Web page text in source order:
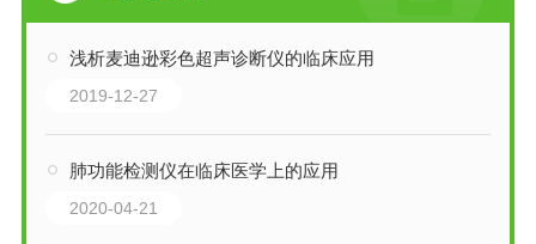
浅析麦迪逊彩色超声诊断仪的临床应用
2019-12-27
肺功能检测仪在临床医学上的应用
2020-04-21